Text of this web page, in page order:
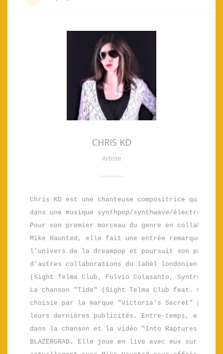
CHRIS KD
Artiste
Chris KD est une chanteuse compositrice qui
dans une musique synthpop/synthwave/électro/nu
Pour son premier morceau du genre en
Mike Haunted, elle fait une entrée remarquée
l'univers de la dreampop et poursuit son
d'autres collaborations du label londonien
(Sight Telma Club, Fulvio Colasanto,
La chanson "Tide" (Sight Telma Club feat. Chris
choisie par la marque "Victoria's Secret" pour
leurs dernières publicités. Entre-temps, elle est
dans la chanson et la vidéo "Into Raptures" du
BLAZERGRAD. Elle joue en live avec eux sur ce